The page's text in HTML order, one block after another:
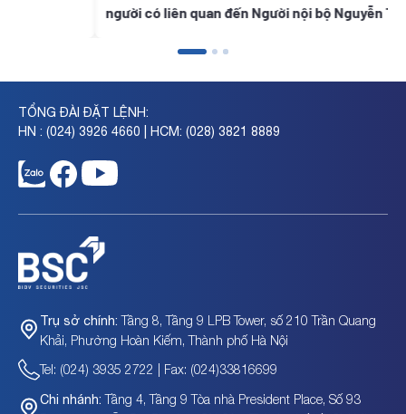
người có liên quan đến Người nội bộ Nguyễn Thị Diên,
TỔNG ĐÀI ĐẶT LỆNH:
HN : (024) 3926 4660 | HCM: (028) 3821 8889
Trụ sở chính: Tầng 8, Tầng 9 LPB Tower, số 210 Trần Quang
Khải, Phường Hoàn Kiếm, Thành phố Hà Nội
Tel: (024) 3935 2722 | Fax: (024)33816699
Chi nhánh: Tầng 4, Tầng 9 Tòa nhà President Place, Số 93